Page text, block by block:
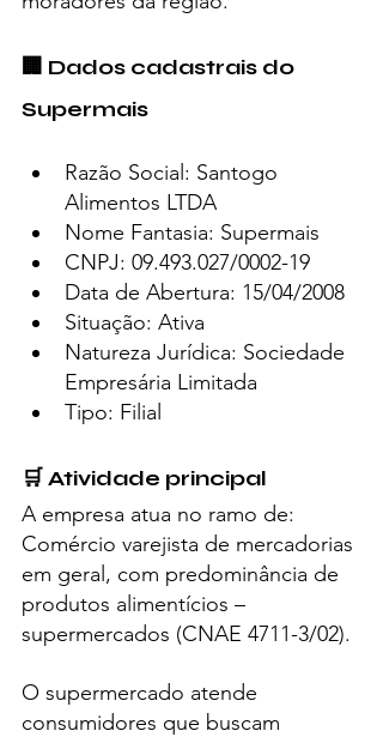
🏢 Dados cadastrais do
Supermais
Razão Social: Santogo
Alimentos LTDA
Nome Fantasia: Supermais
CNPJ: 09.493.027/0002-19
Data de Abertura: 15/04/2008
Situação: Ativa
Natureza Jurídica: Sociedade
Empresária Limitada
Tipo: Filial
🛒 Atividade principal
A empresa atua no ramo de:
Comércio varejista de mercadorias
em geral, com predominância de
produtos alimentícios –
supermercados (CNAE 4711-3/02).
O supermercado atende
consumidores que buscam